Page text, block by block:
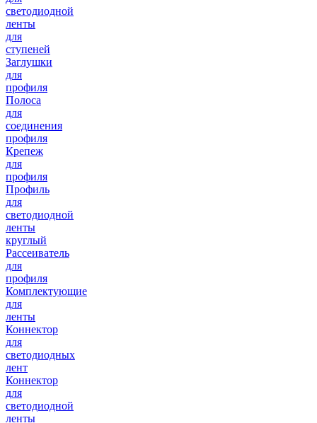
светодиодной
ленты
для
ступеней
Заглушки
для
профиля
Полоса
для
соединения
профиля
Крепеж
для
профиля
Профиль
для
светодиодной
ленты
круглый
Рассеиватель
для
профиля
Комплектующие
для
ленты
Коннектор
для
светодиодных
лент
Коннектор
для
светодиодной
ленты